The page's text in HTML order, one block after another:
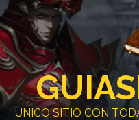
k
i
p
t
c
o
UNICO SITIO CON